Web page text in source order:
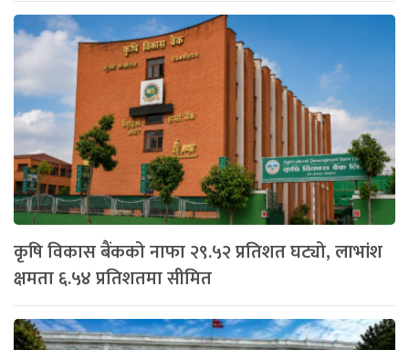
कृषि विकास बैंकको नाफा २९.५२ प्रतिशत घट्यो, लाभांश
क्षमता ६.५४ प्रतिशतमा सीमित